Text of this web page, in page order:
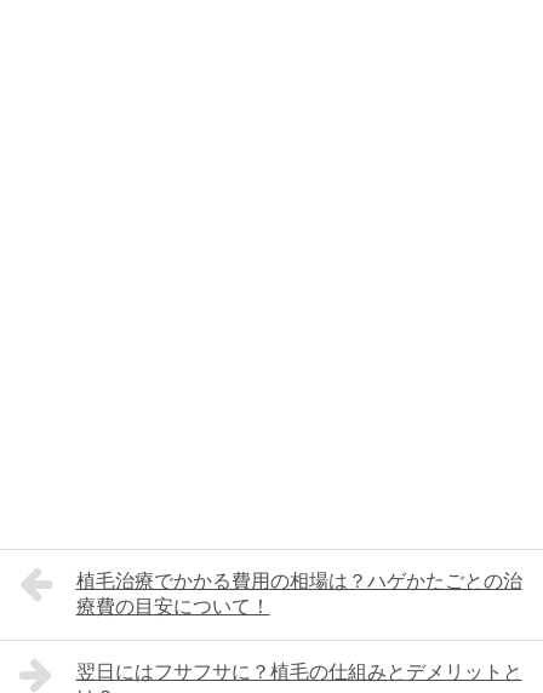
植毛治療でかかる費用の相場は？ハゲかたごとの治
療費の目安について！
翌日にはフサフサに？植毛の仕組みとデメリットと